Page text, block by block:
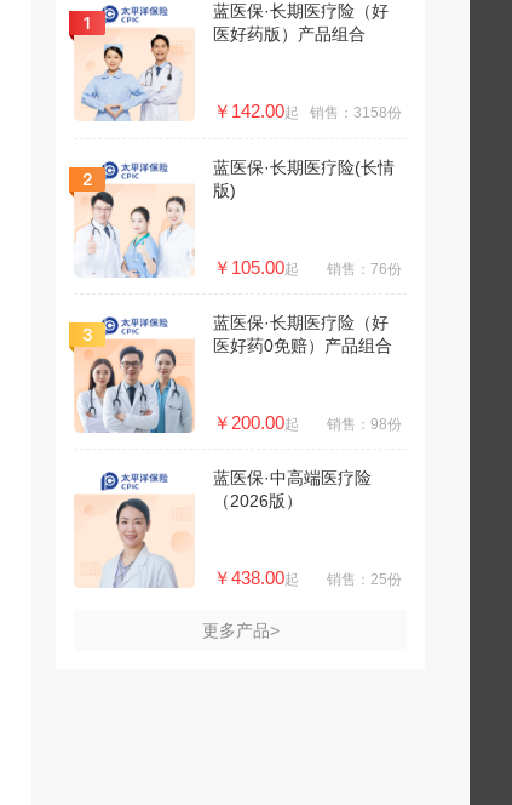
蓝医保·长期医疗险（好
医好药版）产品组合
￥142.00起 销售：3158份
蓝医保·长期医疗险(长情
版)
￥105.00起 销售：76份
蓝医保·长期医疗险（好
医好药0免赔）产品组合
￥200.00起 销售：98份
蓝医保·中高端医疗险
（2026版）
￥438.00起 销售：25份
更多产品>